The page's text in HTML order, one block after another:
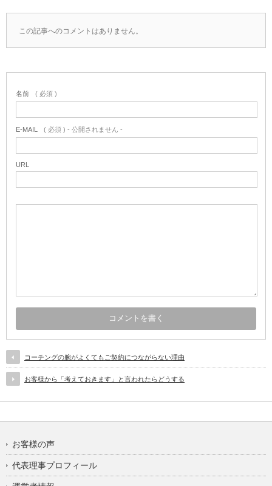
この記事へのコメントはありません。
名前 ( 必須 )
E-MAIL ( 必須 ) - 公開されません -
URL
コーチングの腕がよくてもご契約につながらない理由
お客様から「考えておきます」と言われたらどうする
お客様の声
代表理事プロフィール